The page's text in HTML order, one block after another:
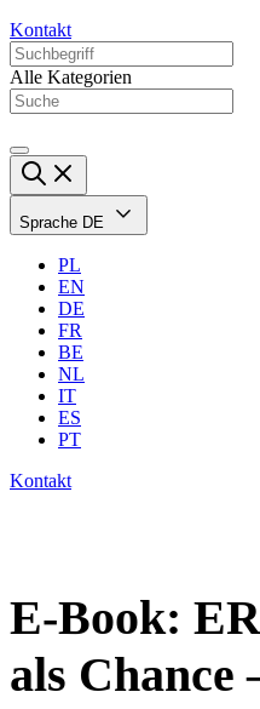
Kontakt
Alle Kategorien
Sprache DE
PL
EN
DE
FR
BE
NL
IT
ES
PT
Kontakt
E-Book:
als Chance